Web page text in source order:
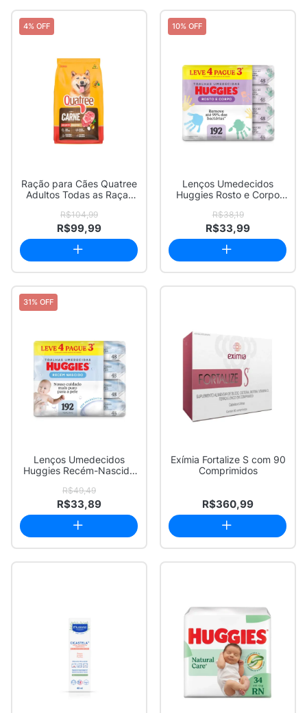
4% OFF
Ração para Cães Quatree
Adultos Todas as Raças
R$104,99
R$99,99
10% OFF
Lenços Umedecidos
Huggies Rosto e Corpo
R$38,19
R$33,99
31% OFF
Lenços Umedecidos
Huggies Recém-Nascido
R$49,49
R$33,89
Exímia Fortalize S com 90
Comprimidos
R$360,99